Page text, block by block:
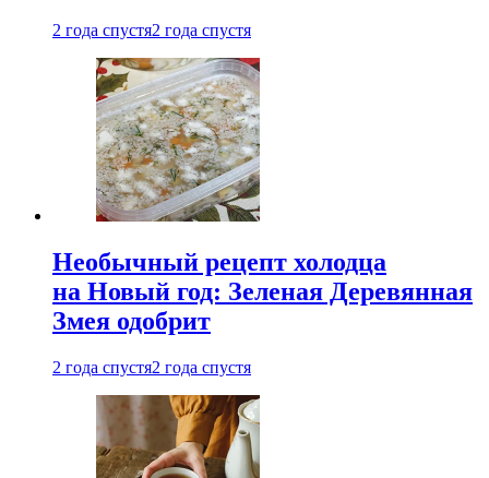
2 года спустя2 года спустя
Необычный рецепт холодца
на Новый год: Зеленая Деревянная
Змея одобрит
2 года спустя2 года спустя